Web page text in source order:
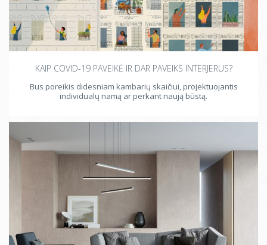
KAIP COVID-19 PAVEIKĖ IR DAR PAVEIKS INTERJERUS?
Bus poreikis didesniam kambarių skaičiui, projektuojantis
individualų namą ar perkant naują būstą.